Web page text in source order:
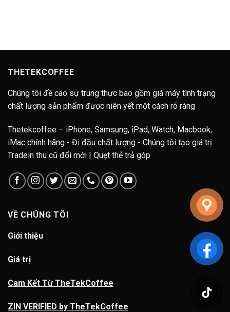
THETEKCOFFEE
Chúng tôi đề cao sự trung thực bao gồm giá máy tình trạng
chất lượng sản phẩm được niên yết một cách rõ ràng
Thetekcoffee – iPhone, Samsung, iPad, Watch, Macbook,
iMac chính hãng - Đi đầu chất lượng - Chúng tôi tạo giá trị.
Tradein thu cũ đổi mới | Quẹt thẻ trả góp
VỀ CHÚNG TÔI
Giới thiệu
Giá trị
Cam Kết Từ TheTekCoffee
ZIN VERIFIED by TheTekCoffee